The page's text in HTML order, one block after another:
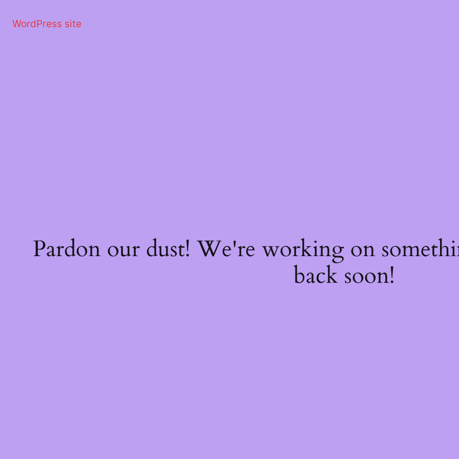
περιεχόμενο
WordPress site
Pardon our dust! We're working on
back soon!